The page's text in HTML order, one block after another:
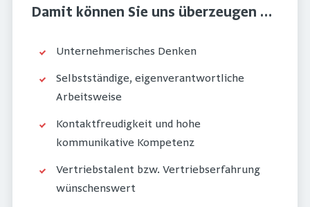
Damit können Sie uns überzeugen …
Unternehmerisches Denken
Selbstständige, eigenverantwortliche
Arbeitsweise
Kontaktfreudigkeit und hohe
kommunikative Kompetenz
Vertriebstalent bzw. Vertriebserfahrung
wünschenswert